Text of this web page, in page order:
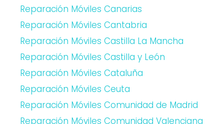
Reparación Móviles Canarias
Reparación Móviles Cantabria
Reparación Móviles Castilla La Mancha
Reparación Móviles Castilla y León
Reparación Móviles Cataluña
Reparación Móviles Ceuta
Reparación Móviles Comunidad de Madrid
Reparación Móviles Comunidad Valenciana